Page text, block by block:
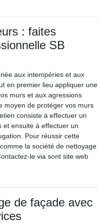
: faites
SB
aux intempéries et aux
en premier lieu appliquer une
murs et aux agressions
moyen de protéger vos murs
consiste à effectuer un
et ensuite à effectuer un
Pour réussir cette
la société de nettoyage
le via sont site web
de façade avec